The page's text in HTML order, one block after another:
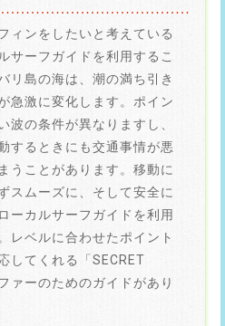
ィンをしたいと考えている
サーフガイドを利用するこ
リ島の海は、潮の満ち引き
急激に変化します。ポイン
波の条件が異なりますし、
するときにも交通事情が悪
うことがあります。移動に
スムーズに、そして安全に
ーカルサーフガイドを利用
レベルに合わせたポイント
してくれる「SECRET
ァーのためのガイドがあり